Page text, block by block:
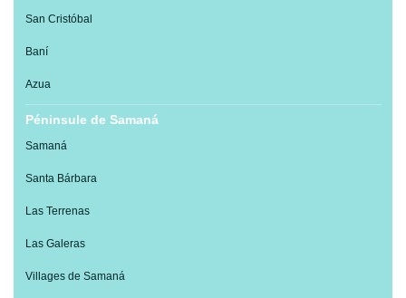
San Cristóbal
Baní
Azua
Péninsule de Samaná
Samaná
Santa Bárbara
Las Terrenas
Las Galeras
Villages de Samaná